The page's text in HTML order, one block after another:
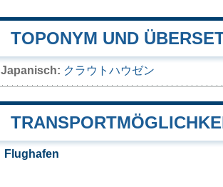
TOPONYM UND
Japanisch: クラウトハウゼン
Flughafen